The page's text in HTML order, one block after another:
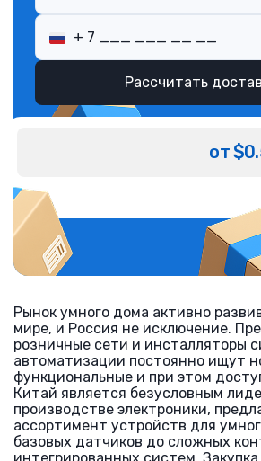
Рассчитать
от
Рынок умного дома активно
мире, и Россия не исключение.
розничные сети и инсталляторы
автоматизации постоянно ищут
функциональные и при этом
Китай является безусловным
производстве электроники,
ассортимент устройств для
базовых датчиков до сложных